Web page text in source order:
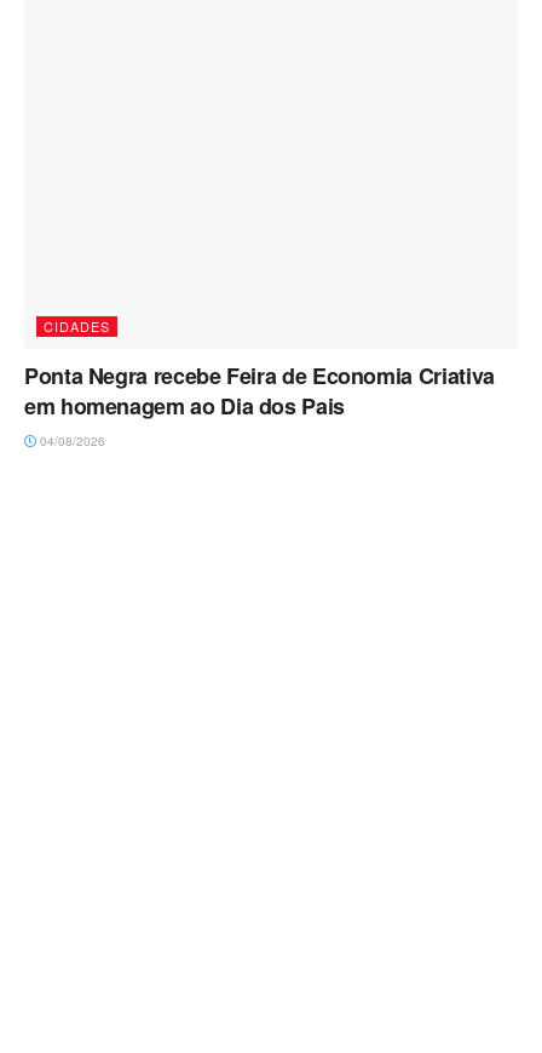
CIDADES
Ponta Negra recebe Feira de Economia Criativa
em homenagem ao Dia dos Pais
04/08/2026